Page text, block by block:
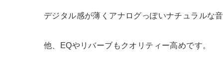
デジタル感が薄くアナログっぽいナチュラルな音
他、EQやリバーブもクオリティー高めです。